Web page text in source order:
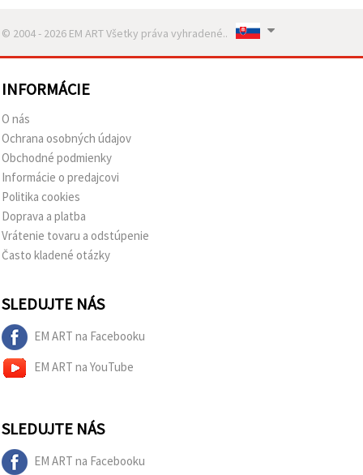
© 2004 - 2026 EM ART Všetky práva vyhradené..
INFORMÁCIE
O nás
Ochrana osobných údajov
Obchodné podmienky
Informácie o predajcovi
Politika cookies
Doprava a platba
Vrátenie tovaru a odstúpenie
Často kladené otázky
SLEDUJTE NÁS
EM ART na Facebooku
EM ART na YouTube
SLEDUJTE NÁS
EM ART na Facebooku